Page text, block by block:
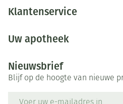
Klantenservice
Uw apotheek
Nieuwsbrief
Blijf op de hoogte van nieuwe